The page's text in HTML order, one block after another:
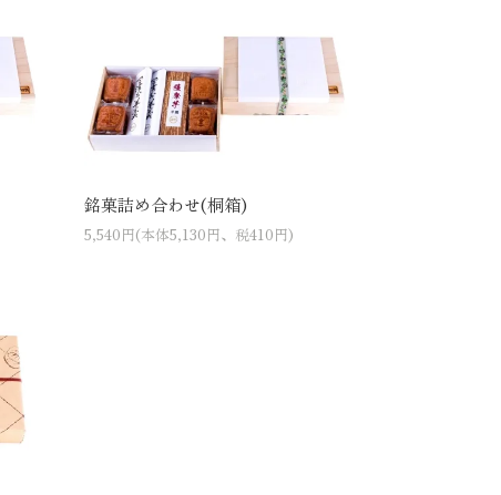
銘菓詰め合わせ(桐箱)
5,540円(本体5,130円、税410円)